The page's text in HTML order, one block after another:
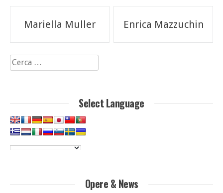
Navigazione
articoli
Mariella Muller Enrica Mazzuchin
Ricerca
per:
Select Language
Opere & News